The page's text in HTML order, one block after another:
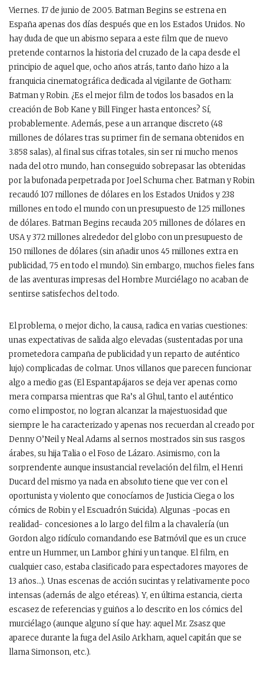
Viernes. 17 de junio de 2005. Batman Begins se estrena en
España apenas dos días después que en los Estados Unidos. No
hay duda de que un abismo separa a este film que de nuevo
pretende contarnos la historia del cruzado de la capa desde el
principio de aquel que, ocho años atrás, tanto daño hizo a la
franquicia cinematográfica dedicada al vigilante de Gotham:
Batman y Robin. ¿Es el mejor film de todos los basados en la
creación de Bob Kane y Bill Finger hasta entonces? Sí,
probablemente. Además, pese a un arranque discreto (48
millones de dólares tras su primer fin de semana obtenidos en
3.858 salas), al final sus cifras totales, sin ser ni mucho menos
nada del otro mundo, han conseguido sobrepasar las obtenidas
por la bufonada perpetrada por Joel Schuma cher. Batman y Robin
recaudó 107 millones de dólares en los Estados Unidos y 238
millones en todo el mundo con un presupuesto de 125 millones
de dólares. Batman Begins recauda 205 millones de dólares en
USA y 372 millones alrededor del globo con un presupuesto de
150 millones de dólares (sin añadir unos 45 millones extra en
publicidad, 75 en todo el mundo). Sin embargo, muchos fieles fans
de las aventuras impresas del Hombre Murciélago no acaban de
sentirse satisfechos del todo.
El problema, o mejor dicho, la causa, radica en varias cuestiones:
unas expectativas de salida algo elevadas (sustentadas por una
prometedora campaña de publicidad y un reparto de auténtico
lujo) complicadas de colmar. Unos villanos que parecen funcionar
algo a medio gas (El Espantapájaros se deja ver apenas como
mera comparsa mientras que Ra’s al Ghul, tanto el auténtico
como el impostor, no logran alcanzar la majestuosidad que
siempre le ha caracterizado y apenas nos recuerdan al creado por
Denny O’Neil y Neal Adams al sernos mostrados sin sus rasgos
árabes, su hija Talia o el Foso de Lázaro. Asimismo, con la
sorprendente aunque insustancial revelación del film, el Henri
Ducard del mismo ya nada en absoluto tiene que ver con el
oportunista y violento que conocíamos de Justicia Ciega o los
cómics de Robin y el Escuadrón Suicida). Algunas -pocas en
realidad- concesiones a lo largo del film a la chavalería (un
Gordon algo ridículo comandando ese Batmóvil que es un cruce
entre un Hummer, un Lambor ghini y un tanque. El film, en
cualquier caso, estaba clasificado para espectadores mayores de
13 años…). Unas escenas de acción sucintas y relativamente poco
intensas (además de algo etéreas). Y, en última estancia, cierta
escasez de referencias y guiños a lo descrito en los cómics del
murciélago (aunque alguno sí que hay: aquel Mr. Zsasz que
aparece durante la fuga del Asilo Arkham, aquel capitán que se
llama Simonson, etc.).